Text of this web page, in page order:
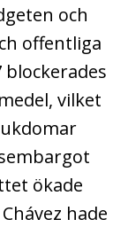
och
offentliga
blockerades
vilket
ökade
hade